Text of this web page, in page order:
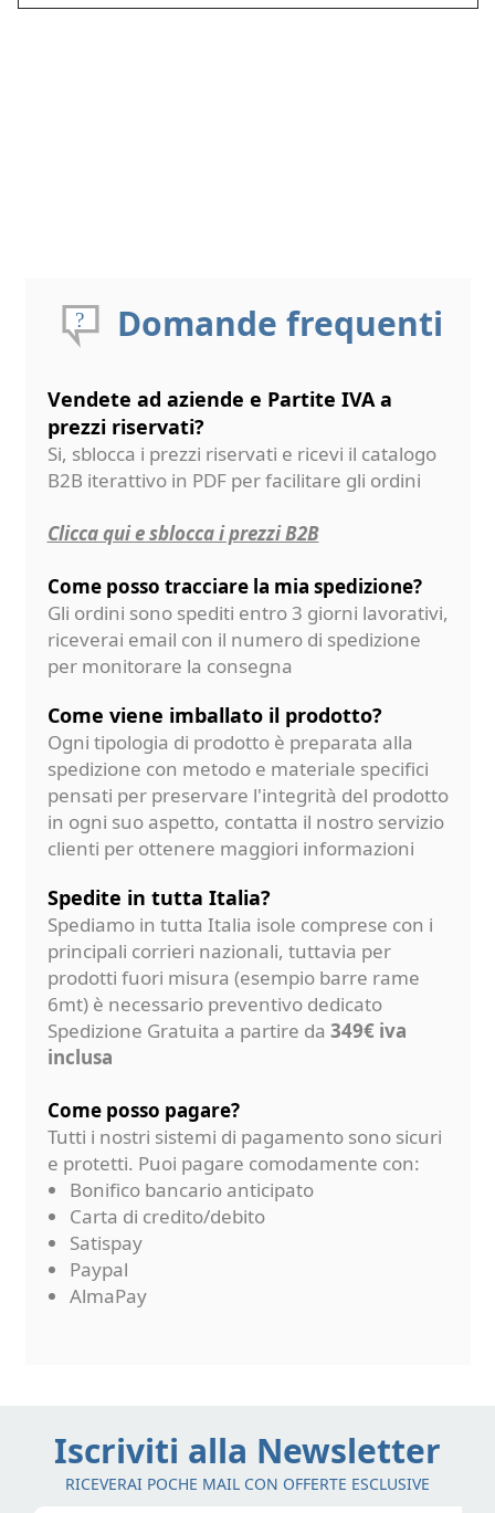
Domande frequenti
Vendete ad aziende e Partite IVA a
prezzi riservati?
Si, sblocca i prezzi riservati e ricevi il catalogo
B2B iterattivo in PDF per facilitare gli ordini
Clicca qui e sblocca i prezzi B2B
Come posso tracciare la mia spedizione?
Gli ordini sono spediti entro 3 giorni lavorativi,
riceverai email con il numero di spedizione
per monitorare la consegna
Come viene imballato il prodotto?
Ogni tipologia di prodotto è preparata alla
spedizione con metodo e materiale specifici
pensati per preservare l'integrità del prodotto
in ogni suo aspetto, contatta il nostro servizio
clienti per ottenere maggiori informazioni
Spedite in tutta Italia?
Spediamo in tutta Italia isole comprese con i
principali corrieri nazionali, tuttavia per
prodotti fuori misura (esempio barre rame
6mt) è necessario preventivo dedicato
Spedizione Gratuita a partire da 349€ iva
inclusa
Come posso pagare?
Tutti i nostri sistemi di pagamento sono sicuri
e protetti. Puoi pagare comodamente con:
Bonifico bancario anticipato
Carta di credito/debito
Satispay
Paypal
AlmaPay
Iscriviti alla Newsletter
RICEVERAI POCHE MAIL CON OFFERTE ESCLUSIVE